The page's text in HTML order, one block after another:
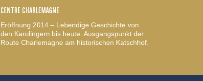
CENTRE CHARLEMAGNE
Eröffnung 2014 – Lebendige Geschichte von
den Karolingern bis heute. Ausgangspunkt der
Route Charlemagne am historischen Katschhof.